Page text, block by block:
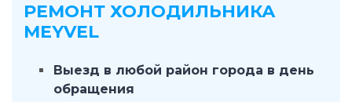
РЕМОНТ ХОЛОДИЛЬНИКА
MEYVEL
Выезд в любой район города в день
обращения